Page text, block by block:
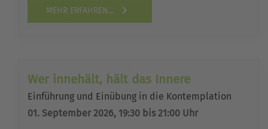
MEHR ERFAHREN...
Wer innehält, hält das Innere
Einführung und Einübung in die Kontemplation
01. September 2026, 19:30 bis 21:00 Uhr